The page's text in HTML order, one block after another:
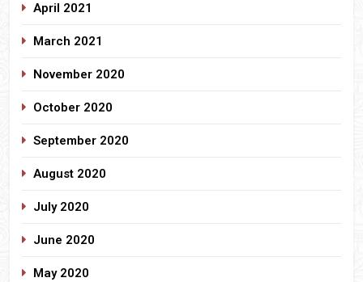
April 2021
March 2021
November 2020
October 2020
September 2020
August 2020
July 2020
June 2020
May 2020